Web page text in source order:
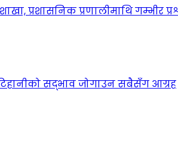
प्रशासनिक प्रणालीमाथि गम्भीर
सद्भाव जोगाउन सबैसँग आग्रह